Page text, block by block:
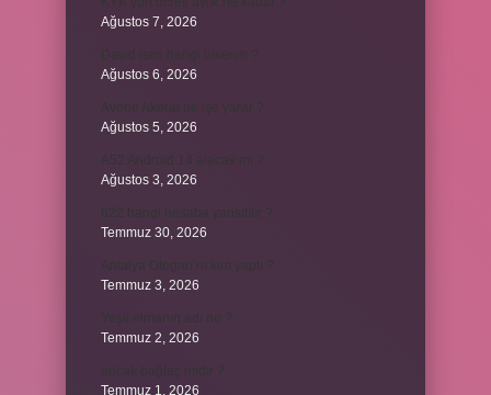
Ağustos 7, 2026
Ağustos 6, 2026
Ağustos 5, 2026
Ağustos 3, 2026
Temmuz 30, 2026
Temmuz 3, 2026
Temmuz 2, 2026
Temmuz 1, 2026